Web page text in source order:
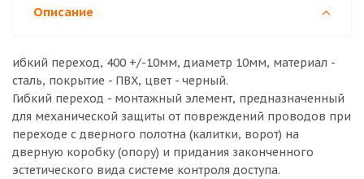
Описание
ибкий переход, 400 +/-10мм, диаметр 10мм, материал -
сталь, покрытие - ПВХ, цвет - черный.
Гибкий переход - монтажный элемент, предназначенный
для механической защиты от повреждений проводов при
переходе с дверного полотна (калитки, ворот) на
дверную коробку (опору) и придания законченного
эстетического вида системе контроля доступа.